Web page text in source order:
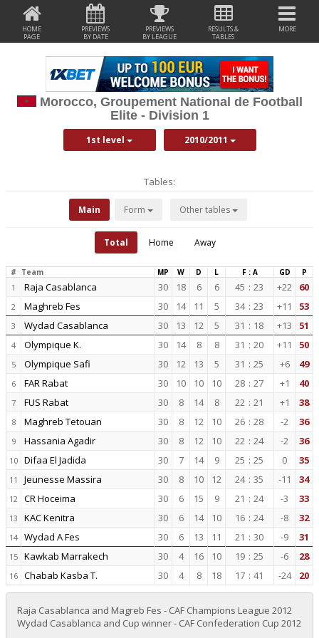
HOME
PAGE
PREVIEWS
BY DATE
PREVIEWS
BY LEAGUE
RESULTS &
TABLES
MORE
Morocco, Groupement National de Football
Elite - Division 1
1st level 2010/2011
Tables:
Main Form Other tables
Total Home Away
# Team MP W D L F : A GD P
1 Raja Casablanca 30 18 6 6 45 : 23 +22 60
2 Maghreb Fes 30 14 11 5 34 : 23 +11 53
3 Wydad Casablanca 30 13 12 5 31 : 18 +13 51
4 Olympique K. 30 14 8 8 31 : 20 +11 50
5 Olympique Safi 30 12 13 5 31 : 25 +6 49
6 FAR Rabat 30 10 10 10 28 : 27 +1 40
7 FUS Rabat 30 8 14 8 22 : 21 +1 38
8 Maghreb Tetouan 30 8 12 10 26 : 28 -2 36
9 Hassania Agadir 30 8 12 10 22 : 24 -2 36
10 Difaa El Jadida 30 7 14 9 25 : 25 0 35
11 Jeunesse Massira 30 8 10 12 24 : 35 -11 34
12 CR Hoceima 30 6 15 9 21 : 24 -3 33
13 KAC Kenitra 30 6 14 10 16 : 24 -8 32
14 Wydad A Fes 30 6 13 11 21 : 30 -9 31
15 Kawkab Marrakech 30 4 16 10 19 : 25 -6 28
16 Chabab Kasba T. 30 4 8 18 17 : 41 -24 20
Raja Casablanca and Magreb Fes - CAF Champions League 2012
Wydad Casablanca and Cup winner - CAF Confederation Cup 2012